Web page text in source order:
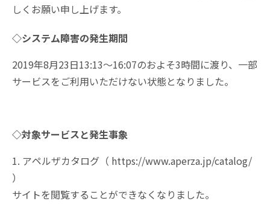
しくお願い申し上げます。
◇システム障害の発生期間
2019年8月23日13:13～16:07のおよそ3時間に渡り、一部
サービスをご利用いただけない状態となりました。
◇対象サービスと発生事象
1. アペルザカタログ（ https://www.aperza.jp/catalog/
）
サイトを閲覧することができなくなりました。